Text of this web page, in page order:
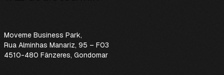
Moveme Business Park,
Rua Alminhas Manariz, 95 – F03
4510-480 Fânzeres, Gondomar